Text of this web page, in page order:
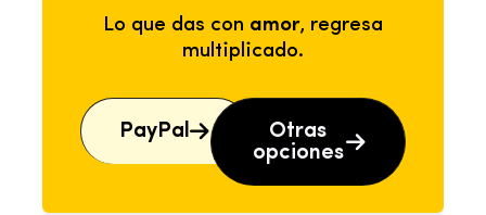
Lo que das con amor, regresa
multiplicado.
PayPal
Otras
opciones